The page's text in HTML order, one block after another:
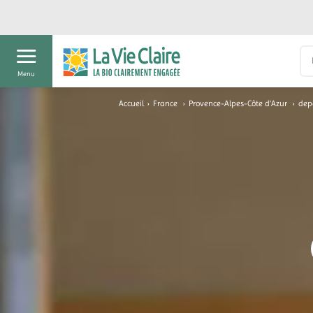
Menu
Accueil › France › Provence-Alpes-Côte d'Azur ›